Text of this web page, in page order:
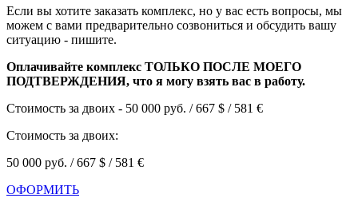
Если вы хотите заказать комплекс, но у вас есть вопросы, мы
можем с вами предварительно созвониться и обсудить вашу
ситуацию - пишите.
Оплачивайте комплекс ТОЛЬКО ПОСЛЕ МОЕГО
ПОДТВЕРЖДЕНИЯ, что я могу взять вас в работу.
Стоимость за двоих - 50 000 руб. / 667 $ / 581 €
Стоимость за двоих:
50 000 руб. / 667 $ / 581 €
ОФОРМИТЬ